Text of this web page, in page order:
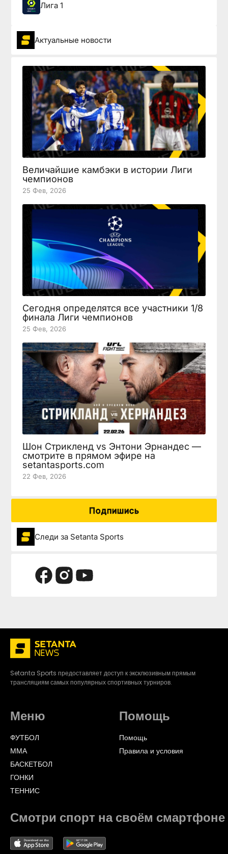
Лига 1
Актуальные новости
Величайшие камбэки в истории Лиги
чемпионов
25 Фев, 2026
Сегодня определятся все участники 1/8
финала Лиги чемпионов
25 Фев, 2026
Шон Стрикленд vs Энтони Эрнандес —
смотрите в прямом эфире на
setantasports.com
22 Фев, 2026
Подпишись
Следи за Setanta Sports
Setanta Sports предоставляет доступ к эксклюзивным прямым
трансляциям самых популярных спортивных турниров.
Меню
ФУТБОЛ
ММА
БАСКЕТБОЛ
ГОНКИ
ТЕННИС
Помощь
Помощь
Правила и условия
Смотри спорт на своём смартфоне